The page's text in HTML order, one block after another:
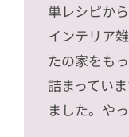
単レシピか
インテリア
たの家をも
詰まってい
ました。や